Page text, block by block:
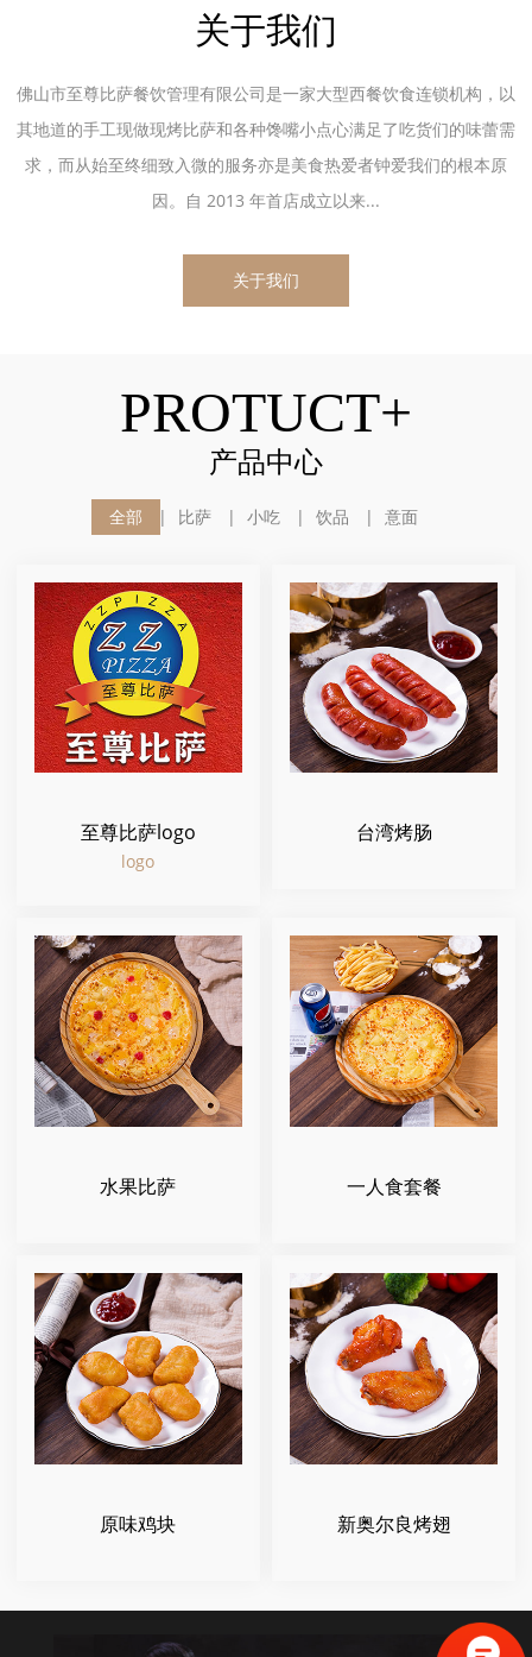
关于我们
佛山市至尊比萨餐饮管理有限公司是一家大型西餐饮食连锁机构，以
其地道的手工现做现烤比萨和各种馋嘴小点心满足了吃货们的味蕾需
求，而从始至终细致入微的服务亦是美食热爱者钟爱我们的根本原
因。自 2013 年首店成立以来...
关于我们
PROTUCT+
产品中心
全部 比萨 小吃 饮品 意面
至尊比萨logo
logo
台湾烤肠
水果比萨 一人食套餐
原味鸡块 新奥尔良烤翅